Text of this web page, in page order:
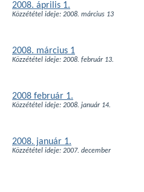
2008. április 1.
Közzététel ideje: 2008. március 13
2008. március 1
Közzététel ideje: 2008. február 13.
2008 február 1.
Közzététel ideje: 2008. január 14.
2008. január 1.
Közzététel ideje: 2007. december